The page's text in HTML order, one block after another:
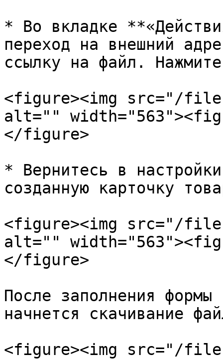
* Во вкладке
переход на внешний
ссылку на файл.
<figure><img src="/
alt=""
</figure>
* Вернитесь в
созданную карточку
<figure><img src="/files/
alt=""
</figure>
После заполнения
начнется скачивание
<figure><img src="/